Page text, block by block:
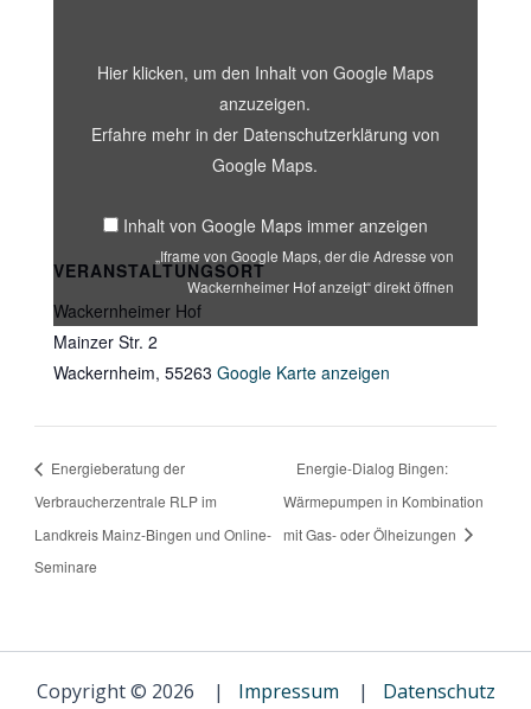
VERANSTALTUNGSORT
Wackernheimer Hof
Mainzer Str. 2
Wackernheim, 55263 Google Karte anzeigen
Adresse
anzeigt“
anzeigen
Hier klicken, um den Inhalt von Google Maps
anzuzeigen.
Erfahre mehr in der Datenschutzerklärung von
Google Maps.
Inhalt von Google Maps immer anzeigen
„Iframe von Google Maps, der die Adresse von
Wackernheimer Hof anzeigt“ direkt öffnen
Energieberatung der
Verbraucherzentrale RLP im
Landkreis Mainz-Bingen und Online-
Seminare
Energie-Dialog Bingen:
Wärmepumpen in Kombination
mit Gas- oder Ölheizungen
Copyright © 2026 | Impressum | Datenschutz